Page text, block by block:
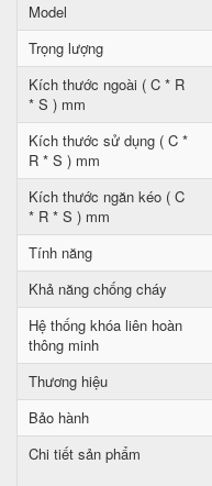
Model
Trọng lượng
Kích thước ngoài ( C * R
* S ) mm
Kích thước sử dụng ( C *
R * S ) mm
Kích thước ngăn kéo ( C
* R * S ) mm
Tính năng
Khả năng chống cháy
Hệ thống khóa liên hoàn
thông minh
Thương hiệu
Bảo hành
Chi tiết sản phẩm